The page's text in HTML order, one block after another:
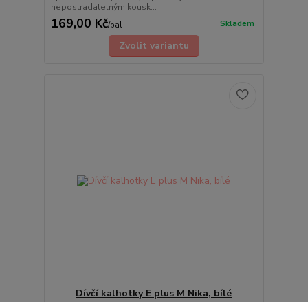
nepostradatelným kousk...
169,00 Kč/bal Skladem
Zvolit variantu
Dívčí kalhotky E plus M Nika, bílé